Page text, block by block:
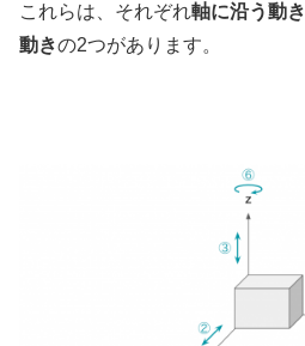
これらは、それぞれ軸に沿う動き
動きの2つがあります。